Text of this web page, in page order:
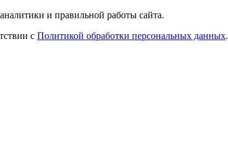
и правильной работы сайта.
с Политикой обработки персональных данных.